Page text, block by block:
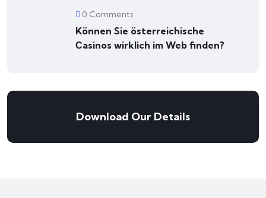
0 Comments
Können Sie österreichische
Сasinos wirklich im Web finden?
Download Our Details